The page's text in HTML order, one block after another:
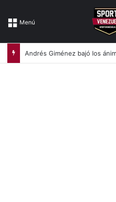
Menú
Andrés Giménez bajó los